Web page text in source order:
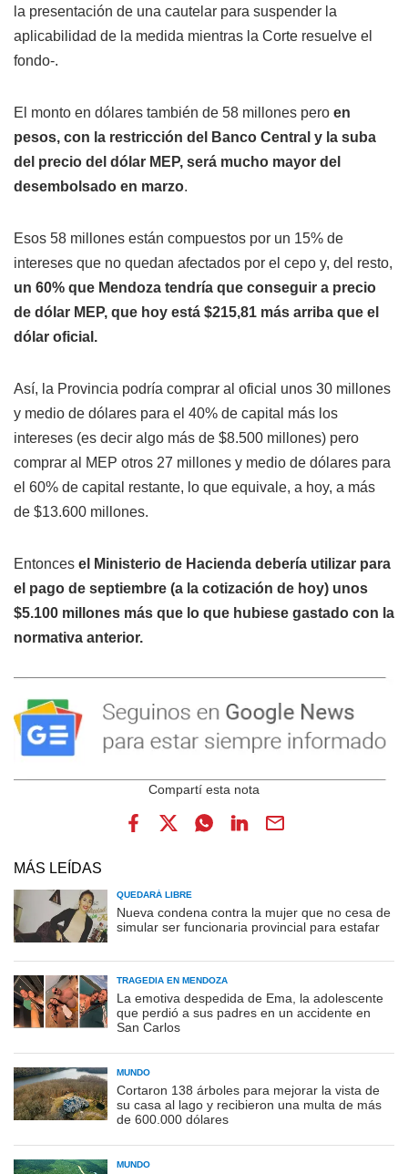
la presentación de una cautelar para suspender la
aplicabilidad de la medida mientras la Corte resuelve el
fondo-.
El monto en dólares también de 58 millones pero en
pesos, con la restricción del Banco Central y la suba
del precio del dólar MEP, será mucho mayor del
desembolsado en marzo.
Esos 58 millones están compuestos por un 15% de
intereses que no quedan afectados por el cepo y, del resto,
un 60% que Mendoza tendría que conseguir a precio
de dólar MEP, que hoy está $215,81 más arriba que el
dólar oficial.
Así, la Provincia podría comprar al oficial unos 30 millones
y medio de dólares para el 40% de capital más los
intereses (es decir algo más de $8.500 millones) pero
comprar al MEP otros 27 millones y medio de dólares para
el 60% de capital restante, lo que equivale, a hoy, a más
de $13.600 millones.
Entonces el Ministerio de Hacienda debería utilizar para
el pago de septiembre (a la cotización de hoy) unos
$5.100 millones más que lo que hubiese gastado con la
normativa anterior.
MÁS LEÍDAS
QUEDARÁ LIBRE
Nueva condena contra la mujer que no cesa de
simular ser funcionaria provincial para estafar
TRAGEDIA EN MENDOZA
La emotiva despedida de Ema, la adolescente
que perdió a sus padres en un accidente en
San Carlos
MUNDO
Cortaron 138 árboles para mejorar la vista de
su casa al lago y recibieron una multa de más
de 600.000 dólares
MUNDO